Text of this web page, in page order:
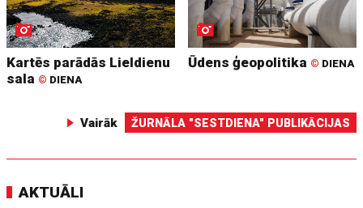
Kartēs parādās Lieldienu
sala © DIENA
Ūdens ģeopolitika © DIENA
Vairāk ŽURNĀLA "SESTDIENA" PUBLIKĀCIJAS
AKTUĀLI